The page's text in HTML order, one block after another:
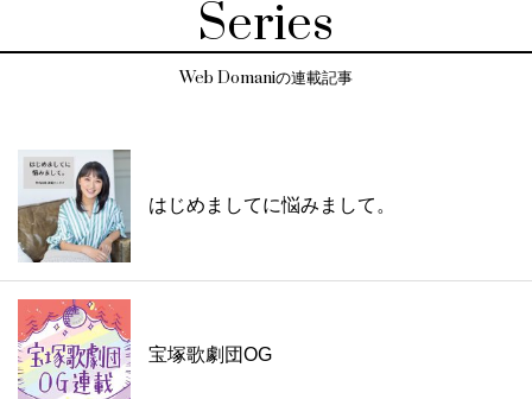
Series
Web Domaniの連載記事
はじめましてに悩みまして。
宝塚歌劇団OG